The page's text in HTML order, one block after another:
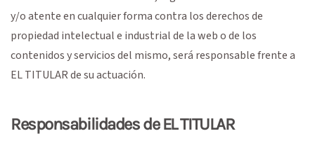
y/o atente en cualquier forma contra los derechos de
propiedad intelectual e industrial de la web o de los
contenidos y servicios del mismo, será responsable frente a
EL TITULAR de su actuación.
Responsabilidades de EL TITULAR